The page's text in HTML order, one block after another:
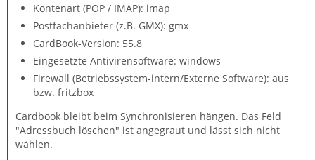
Kontenart (POP / IMAP): imap
Postfachanbieter (z.B. GMX): gmx
CardBook-Version: 55.8
Eingesetzte Antivirensoftware: windows
Firewall (Betriebssystem-intern/Externe Software): aus
bzw. fritzbox
Cardbook bleibt beim Synchronisieren hängen. Das Feld
"Adressbuch löschen" ist angegraut und lässt sich nicht
wählen.